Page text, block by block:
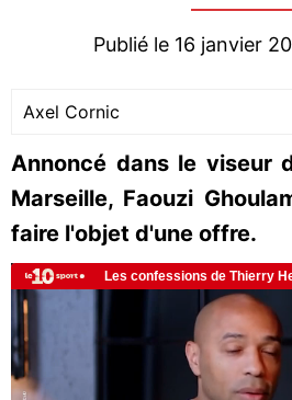
Publié le 16 janvier
Axel Cornic
Annoncé dans le viseur
Marseille, Faouzi
faire l'objet d'une offre.